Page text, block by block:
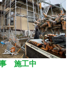
事 施工中